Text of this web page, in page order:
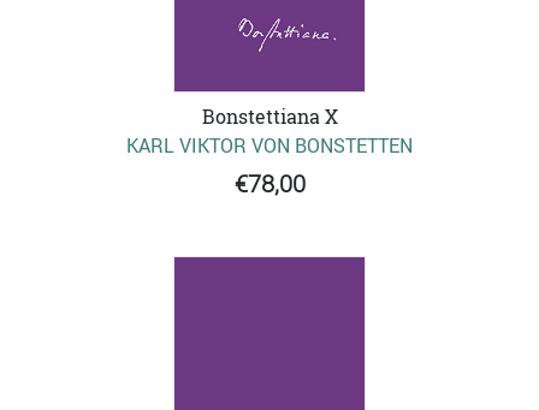
Bonstettiana X
KARL VIKTOR VON BONSTETTEN
€78,00